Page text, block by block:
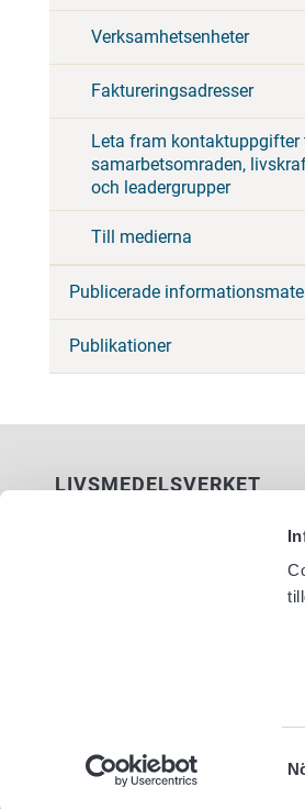
Verksamhetsenheter
Faktureringsadresser
Leta fram kontaktuppgifter
samarbetsomraden,
och leadergrupper
Till medierna
Publicerade
Publikationer
LIVSMEDELSVERKET
Information om
Cookie inställningar